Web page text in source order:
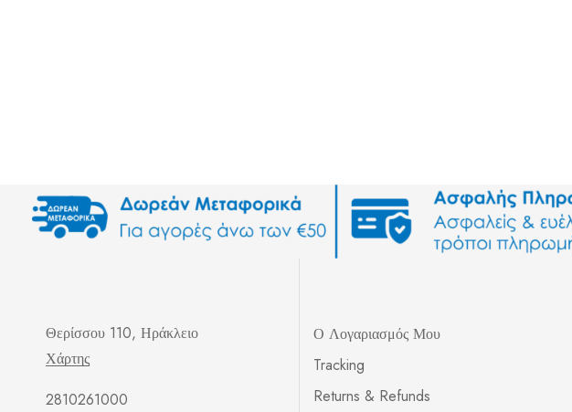
Θερίσσου 110, Ηράκλειο
Χάρτης
2810261000
Ο Λογαριασμός Μου
Tracking
Returns & Refunds